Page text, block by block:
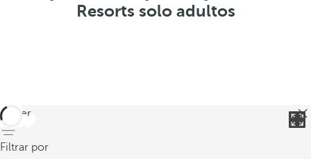
Resorts solo adultos
volver
Filtrar por